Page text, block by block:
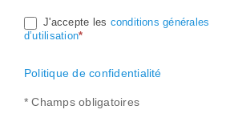
J'accepte les conditions générales
d’utilisation*
Politique de confidentialité
* Champs obligatoires